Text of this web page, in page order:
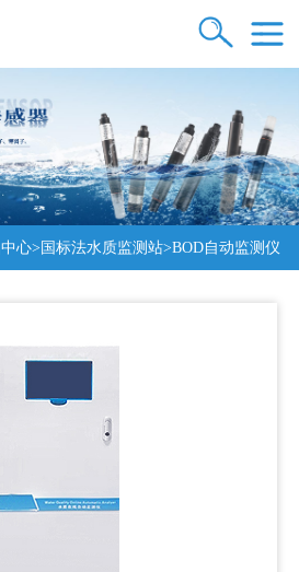
心> 国标法水质监测站>BOD自动监测仪